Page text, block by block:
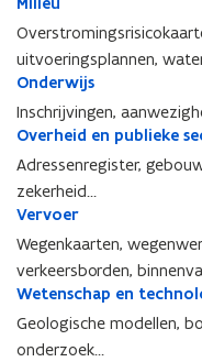
m
e
n
l
e
v
n
g
e
n
a
n
c
i
ë
n
h
e
i
d
b
o
u
w
,
v
s
e
r
i
j
,
M
i
u
uitvoeringsplannen,
O
n
d
r
w
j
s
Onderwijs
Inschrijvingen,
O
v
r
e
i
d
e
n
Overheid en publieke
Adressenregister,
zekerheid…
V
e
v
e
r
Vervoer
Wegenkaarten,
verkeersborden,
W
e
Wetenschap en
Geologische modellen,
onderzoek…